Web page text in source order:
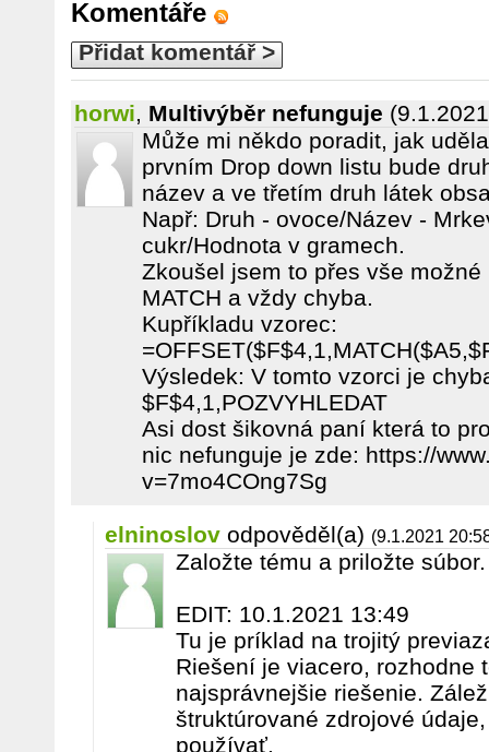
Komentáře
Přidat komentář >
horwi, Multivýběr nefunguje
Může mi někdo poradit, jak
prvním Drop down listu bude
název a ve třetím druh látek
Např: Druh - ovoce/Název -
cukr/Hodnota v gramech.
Zkoušel jsem to přes vše možné
MATCH a vždy chyba.
Kupříkladu vzorec:
Výsledek: V tomto vzorci je
$F$4,1,POZVYHLEDAT
Asi dost šikovná paní která to
nic nefunguje je zde: https://
v=7mo4COng7Sg
elninoslov odpověděl(a) (9.1.2021
Založte tému a priložte súbor.
EDIT: 10.1.2021 13:49
Tu je príklad na trojitý
Riešení je viacero, rozhodne
najsprávnejšie riešenie.
štruktúrované zdrojové
používať.